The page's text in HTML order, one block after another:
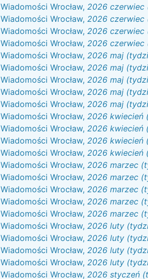
Wiadomości Wrocław, 2026 czerwiec
Wiadomości Wrocław, 2026 czerwiec
Wiadomości Wrocław, 2026 czerwiec
Wiadomości Wrocław, 2026 czerwiec
Wiadomości Wrocław, 2026 maj
Wiadomości Wrocław, 2026 maj
Wiadomości Wrocław, 2026 maj
Wiadomości Wrocław, 2026 maj
Wiadomości Wrocław, 2026 maj
Wiadomości Wrocław, 2026 kwiecień
Wiadomości Wrocław, 2026 kwiecień
Wiadomości Wrocław, 2026 kwiecień
Wiadomości Wrocław, 2026 kwiecień
Wiadomości Wrocław, 2026 marzec
Wiadomości Wrocław, 2026 marzec
Wiadomości Wrocław, 2026 marzec
Wiadomości Wrocław, 2026 marzec
Wiadomości Wrocław, 2026 marzec
Wiadomości Wrocław, 2026 luty
Wiadomości Wrocław, 2026 luty
Wiadomości Wrocław, 2026 luty
Wiadomości Wrocław, 2026 luty
Wiadomości Wrocław, 2026 styczeń